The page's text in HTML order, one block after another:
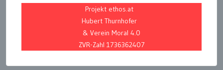
Projekt ethos.at
Hubert Thurnhofer
& Verein Moral 4.0
ZVR-Zahl 1736362407